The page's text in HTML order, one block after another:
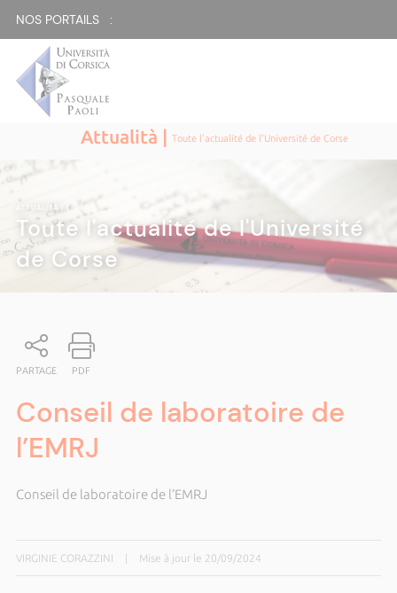
NOS PORTAILS :
Attualità |Toute l'actualité de l'Université de Corse
ATTUALITÀ|
Toute l'actualité de l'Université
de Corse
PARTAGE PDF
Conseil de laboratoire de
l’EMRJ
Conseil de laboratoire de l’EMRJ
VIRGINIE CORAZZINI Mise à jour le 20/09/2024